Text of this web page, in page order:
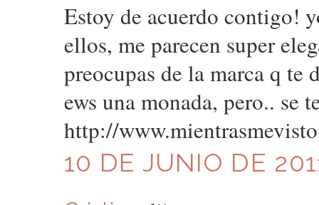
Estoy de acuerdo contigo!
ellos, me parecen super
preocupas de la marca q
ews una monada, pero.. se
http://
10 DE JUNIO DE